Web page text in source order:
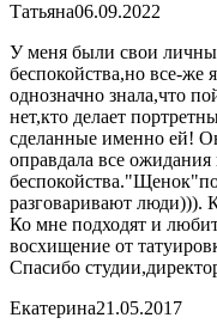
Татьяна06.09.2022
У меня были свои
беспокойства,но все-же
однозначно знала,что
нет,кто делает
сделанные именно ей!
оправдала все ожидания
разговаривают люди))).
Ко мне подходят и
восхищение от
Спасибо
Екатерина21.05.2017